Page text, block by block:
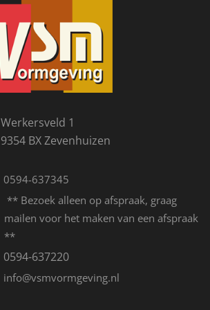
Werkersveld 1
9354 BX Zevenhuizen
0594-637345
** Bezoek alleen op afspraak, graag
mailen voor het maken van een afspraak
**
0594-637220
info@vsmvormgeving.nl